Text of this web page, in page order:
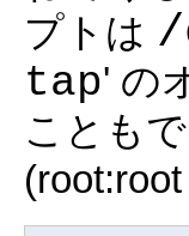
プトは /
tap' の
ことも